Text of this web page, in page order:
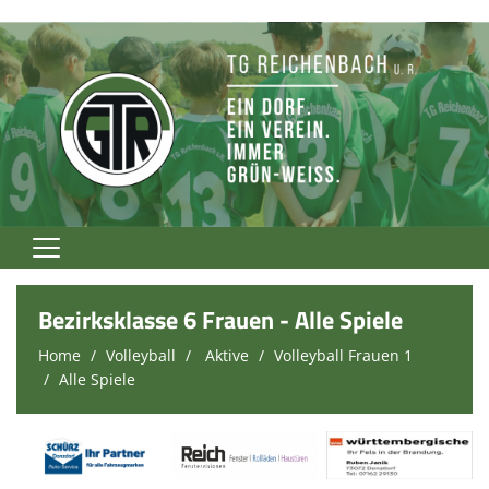
Home
TG Rockt!
Vereinsnews
Fußball
Bezirksklasse 6 Frauen - Alle Spiele
Home Volleyball Aktive
Volleyball Frauen 1
Alle Spiele